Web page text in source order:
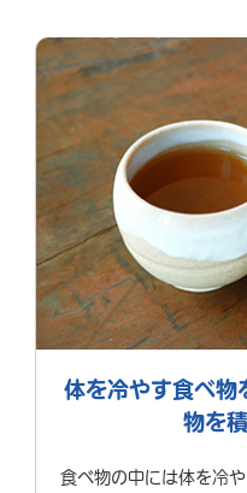
体を冷やす食べ物
物を
食べ物の中には体を冷